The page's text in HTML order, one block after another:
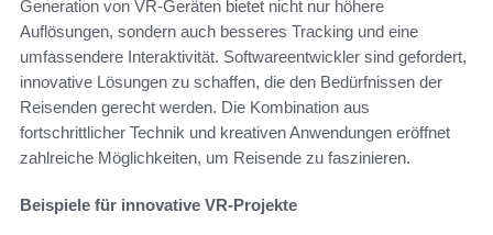
Generation von VR-Geräten bietet nicht nur höhere
Auflösungen, sondern auch besseres Tracking und eine
umfassendere Interaktivität. Softwareentwickler sind gefordert,
innovative Lösungen zu schaffen, die den Bedürfnissen der
Reisenden gerecht werden. Die Kombination aus
fortschrittlicher Technik und kreativen Anwendungen eröffnet
zahlreiche Möglichkeiten, um Reisende zu faszinieren.
Beispiele für innovative VR-Projekte